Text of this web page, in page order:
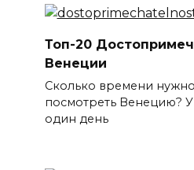
Топ-20
Венеции
Сколько времени
посмотреть Венецию? У
один день